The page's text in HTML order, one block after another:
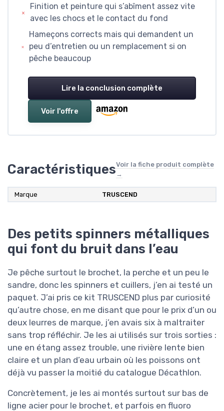
Finition et peinture qui s’abîment assez vite
avec les chocs et le contact du fond
Hameçons corrects mais qui demandent un
peu d’entretien ou un remplacement si on
pêche beaucoup
Lire la conclusion complète
Voir l'offre
CaractéristiquesVoir la fiche produit complète
→
Marque TRUSCEND
Des petits spinners métalliques
qui font du bruit dans l’eau
Je pêche surtout le brochet, la perche et un peu le
sandre, donc les spinners et cuillers, j’en ai testé un
paquet. J’ai pris ce kit TRUSCEND plus par curiosité
qu’autre chose, en me disant que pour le prix d’un ou
deux leurres de marque, j’en avais six à maltraiter
sans trop réfléchir. Je les ai utilisés sur trois sorties :
une en étang assez trouble, une rivière lente bien
claire et un plan d’eau urbain où les poissons ont
déjà vu passer la moitié du catalogue Décathlon.
Concrètement, je les ai montés surtout sur bas de
ligne acier pour le brochet, et parfois en fluoro